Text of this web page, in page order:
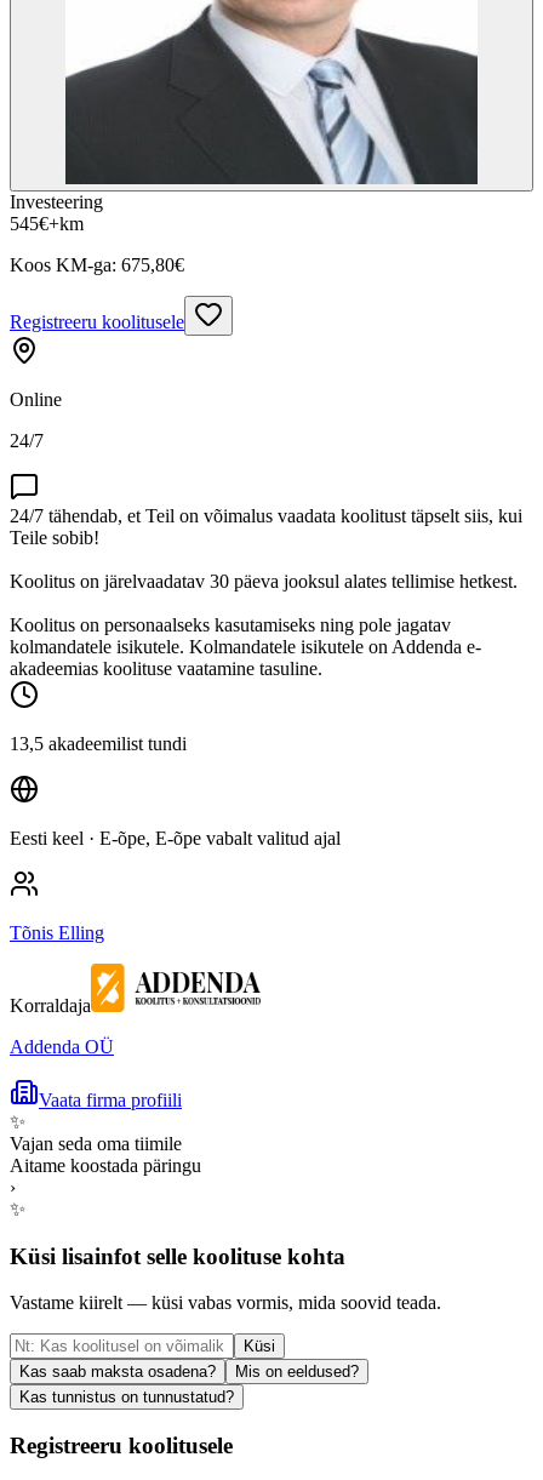
Investeering
545€+km
Koos KM-ga: 675,80€
Registreeru koolitusele
Online
24/7
24/7 tähendab, et Teil on võimalus vaadata koolitust täpselt siis, kui
Teile sobib!
Koolitus on järelvaadatav 30 päeva jooksul alates tellimise hetkest.
Koolitus on personaalseks kasutamiseks ning pole jagatav
kolmandatele isikutele. Kolmandatele isikutele on Addenda e-
akadeemias koolituse vaatamine tasuline.
13,5 akadeemilist tundi
Eesti keel · E-õpe, E-õpe vabalt valitud ajal
Tõnis Elling
Korraldaja
Addenda OÜ
Vaata firma profiili
✨
Vajan seda oma tiimile
Aitame koostada päringu
›
✨
Küsi lisainfot selle koolituse kohta
Vastame kiirelt — küsi vabas vormis, mida soovid teada.
Küsi
Kas saab maksta osadena?
Mis on eeldused?
Kas tunnistus on tunnustatud?
Registreeru koolitusele